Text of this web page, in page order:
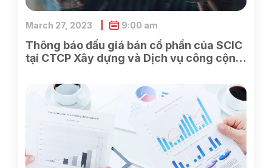
Thông báo đấu giá bán cổ phần của SCIC
tại CTCP Xây dựng và Dịch vụ công cộng
March 27, 2023 9:00 am